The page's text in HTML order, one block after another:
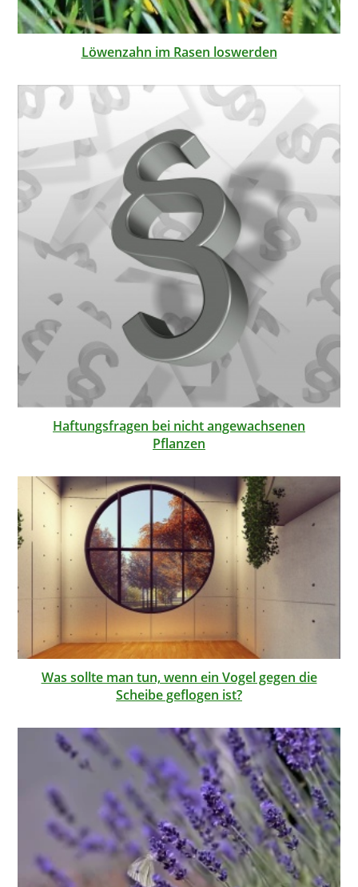
Löwenzahn im Rasen loswerden
Haftungsfragen bei nicht angewachsenen
Pflanzen
Was sollte man tun, wenn ein Vogel gegen die
Scheibe geflogen ist?